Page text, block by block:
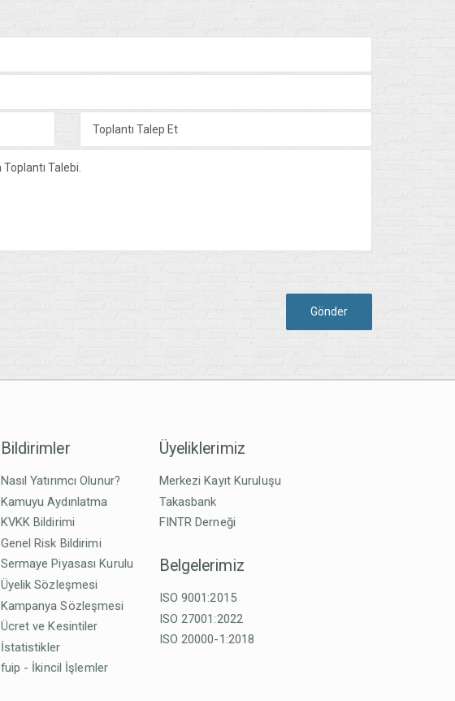
Gönder
Bildirimler
Nasıl Yatırımcı Olunur?
Kamuyu Aydınlatma
KVKK Bildirimi
Genel Risk Bildirimi
Sermaye Piyasası Kurulu
Üyelik Sözleşmesi
Kampanya Sözleşmesi
Ücret ve Kesintiler
İstatistikler
fuip - İkincil İşlemler
Üyeliklerimiz
Merkezi Kayıt Kuruluşu
Takasbank
FINTR Derneği
Belgelerimiz
ISO 9001:2015
ISO 27001:2022
ISO 20000-1:2018